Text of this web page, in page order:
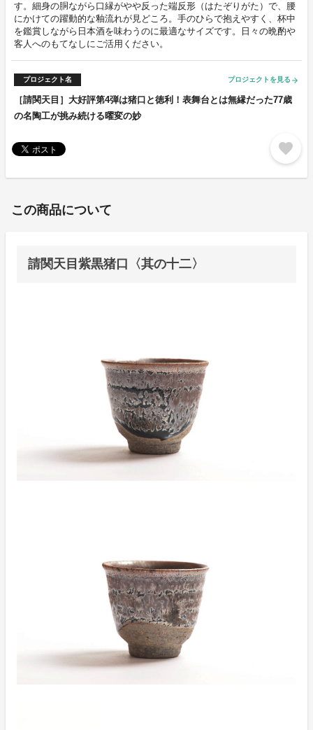
す。細身の胴ながら口縁がやや反った端反形（はたぞりがた）で、腰
にかけての躍動的な釉流れが見どころ。手のひらで抱えやすく、杯中
を鑑賞しながら日本酒を味わうのに最適なサイズです。日々の晩酌や
客人へのもてなしにご活用ください。
プロジェクト名 プロジェクトを見る arrow_forward
［請関天目］大好評第4弾は猪口と徳利！表舞台とは無縁だった77歳
の名陶工が挑み続ける曜変の妙
favorite
この商品について
請関天目紫黒猪口〈其の十二〉